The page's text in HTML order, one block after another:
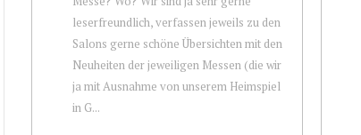
leserfreundlich, verfassen jeweils zu den
Salons gerne schöne Übersichten mit den
Neuheiten der jeweiligen Messen (die wir
ja mit Ausnahme von unserem Heimspiel
in G...